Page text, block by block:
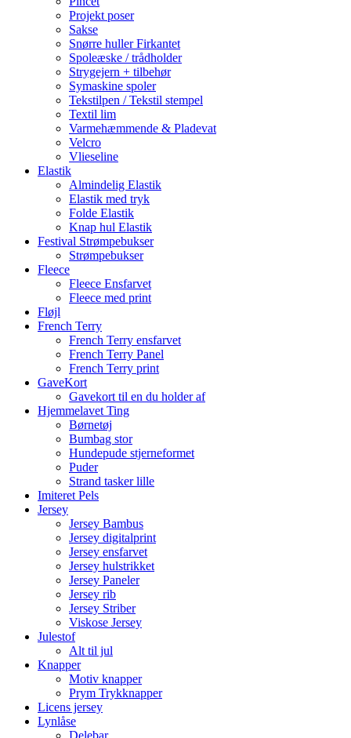
Projekt poser
Sakse
Snørre huller Firkantet
Spoleæske / trådholder
Strygejern + tilbehør
Symaskine spoler
Tekstilpen / Tekstil stempel
Textil lim
Varmehæmmende & Pladevat
Velcro
Vlieseline
Elastik
Almindelig Elastik
Elastik med tryk
Folde Elastik
Knap hul Elastik
Festival Strømpebukser
Strømpebukser
Fleece
Fleece Ensfarvet
Fleece med print
Fløjl
French Terry
French Terry ensfarvet
French Terry Panel
French Terry print
GaveKort
Gavekort til en du holder af
Hjemmelavet Ting
Børnetøj
Bumbag stor
Hundepude stjerneformet
Puder
Strand tasker lille
Imiteret Pels
Jersey
Jersey Bambus
Jersey digitalprint
Jersey ensfarvet
Jersey hulstrikket
Jersey Paneler
Jersey rib
Jersey Striber
Viskose Jersey
Julestof
Alt til jul
Knapper
Motiv knapper
Prym Trykknapper
Licens jersey
Lynlåse
Delebar